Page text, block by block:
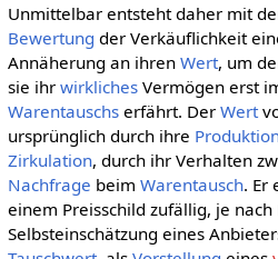
Unmittelbar entsteht daher mit
Bewertung der Verkäuflichkeit
Annäherung an ihren Wert, um
sie ihr wirklichesVermögen erst
Warentauschserfährt. Der Wert
ursprünglich durch ihre
Zirkulation, durch ihr Verhalten
Nachfrage beim Warentausch. Er
einem Preisschild zufällig, je
Selbsteinschätzung eines